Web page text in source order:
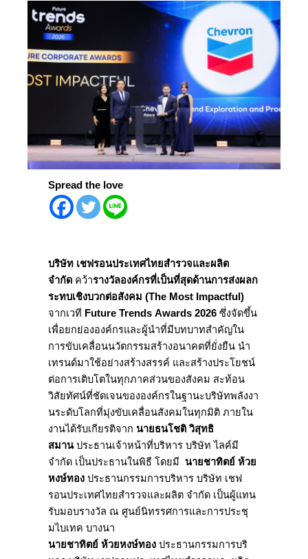
Spread the love
บริษัท เชฟรอนประเทศไทยสำรวจและผลิต
จำกัด คว้ารางวัลองค์กรที่เป็นที่สุดด้านการส่งผลก
ระทบเชิงบวกต่อสังคม (The Most Impactful)
จากเวที Future Trends Awards 2026 ซึ่งจัดขึ้น
เพื่อยกย่ององค์กรและผู้นำที่มีบทบาทสำคัญใน
การขับเคลื่อนนวัตกรรมสร้างอนาคตที่ยั่งยืน นำ
เทรนด์มาใช้อย่างสร้างสรรค์ และสร้างประโยชน์
ต่อการเติบโตในทุกภาคส่วนของสังคม สะท้อน
วิสัยทัศน์ที่ชัดเจนขององค์กรในฐานะบริษัทพลังงา
นระดับโลกที่มุ่งขับเคลื่อนสังคมในทุกมิติ ภายใน
งานได้รับเกียรติจาก นายธนโชติ วิสุทธิ
สมานประธานเจ้าหน้าที่บริหาร บริษัท ไลค์มี
จำกัด เป็นประธานในพิธี โดยมี นายชาทิตย์ ห้วย
หงษ์ทอง ประธานกรรมการบริหาร บริษัท เชฟ
รอนประเทศไทยสำรวจและผลิต จำกัด เป็นผู้แทน
รับมอบรางวัล ณ ศูนย์นิทรรศการและการประชุ
มไบเทค บางนา
นายชาทิตย์ ห้วยหงษ์ทอง ประธานกรรมการบริ